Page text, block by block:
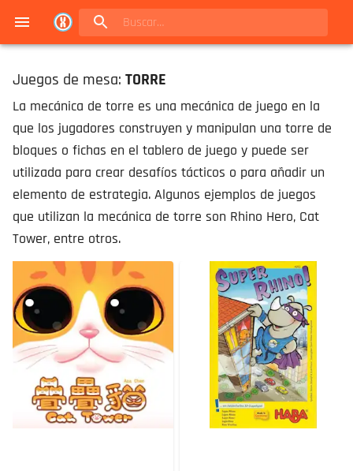
Juegos de mesa: TORRE
La mecánica de torre es una mecánica de juego en la
que los jugadores construyen y manipulan una torre de
bloques o fichas en el tablero de juego y puede ser
utilizada para crear desafíos tácticos o para añadir un
elemento de estrategia. Algunos ejemplos de juegos
que utilizan la mecánica de torre son Rhino Hero, Cat
Tower, entre otros.
Navigated to Juegos de mesa en Buenos Aires | Conexión Berlín - Catálogo